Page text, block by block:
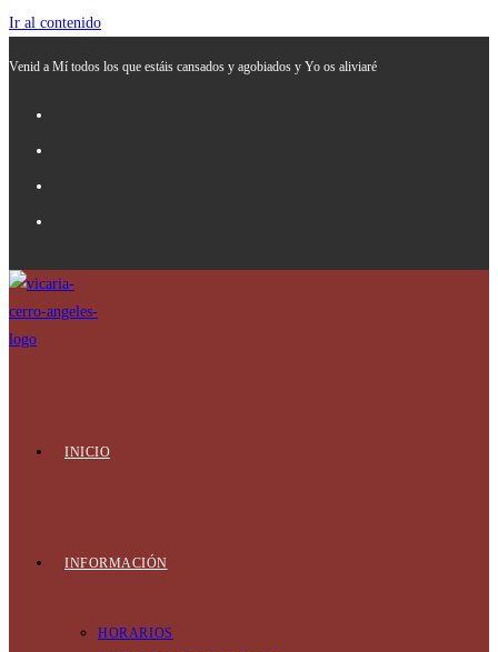
Ir al contenido
Venid a Mí todos los que estáis cansados y agobiados y Yo os aliviaré
INICIO
INFORMACIÓN
HORARIOS